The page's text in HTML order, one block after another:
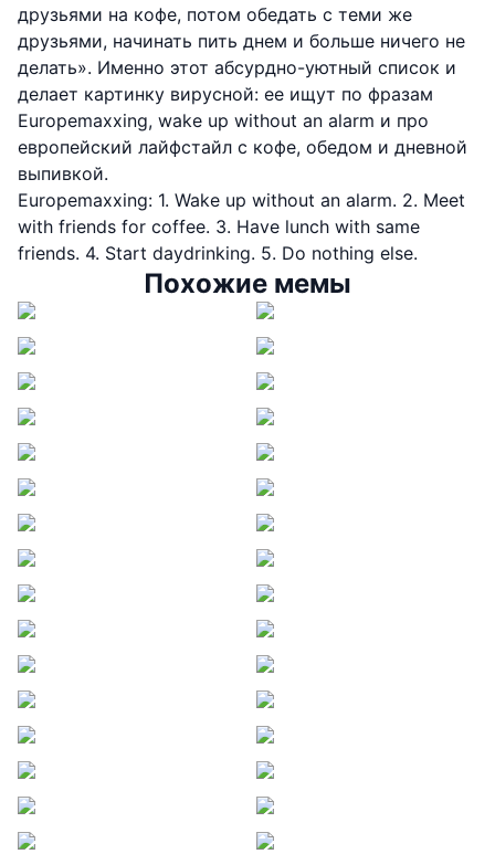
друзьями на кофе, потом обедать с теми же
друзьями, начинать пить днем и больше ничего не
делать». Именно этот абсурдно-уютный список и
делает картинку вирусной: ее ищут по фразам
Europemaxxing, wake up without an alarm и про
европейский лайфстайл с кофе, обедом и дневной
выпивкой.
Europemaxxing: 1. Wake up without an alarm. 2. Meet
with friends for coffee. 3. Have lunch with same
friends. 4. Start daydrinking. 5. Do nothing else.
Похожие мемы